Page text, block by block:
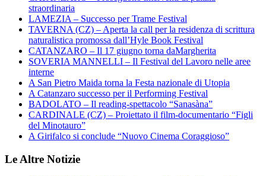
straordinaria
LAMEZIA – Successo per Trame Festival
TAVERNA (CZ) – Aperta la call per la residenza di scrittura
naturalistica promossa dall’Hyle Book Festival
CATANZARO – Il 17 giugno torna daMargherita
SOVERIA MANNELLI – Il Festival del Lavoro nelle aree
interne
A San Pietro Maida torna la Festa nazionale di Utopia
A Catanzaro successo per il Performing Festival
BADOLATO – Il reading-spettacolo “Sanasàna”
CARDINALE (CZ) – Proiettato il film-documentario “Figli
del Minotauro”
A Girifalco si conclude “Nuovo Cinema Coraggioso”
Le Altre Notizie